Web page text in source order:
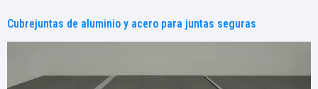
Cubrejuntas de aluminio y acero para juntas seguras